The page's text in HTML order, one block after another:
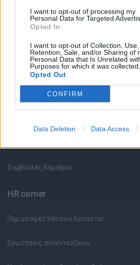
I want to opt-out of processing my
Personal Data for Targeted
Opted In
I want to opt-out of Collection, Use,
Retention, Sale, and/or Sharing of
Personal Data that Is Unrelated
Purposes for which it was collected.
Opted Out
CONFIRM
Data Deletion Data Access
Όλες οι Θέσεις Εργασίας
Θέσεις Εργασίας ανά Ειδικότητα
Θέσεις Εργασίας ανά Εταιρεία
Κέντρο Βοήθειας
Συμβουλές Καριέρας
HR corner
Περιγραφές Θέσεων Εργασίας
Ερωτήσεις συνεντεύξεων